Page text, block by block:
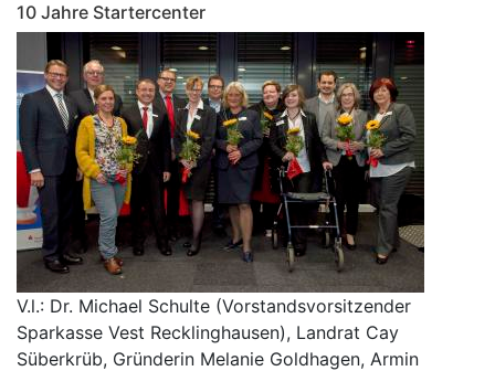
10 Jahre Startercenter
V.l.: Dr. Michael Schulte (Vorstandsvorsitzender
Sparkasse Vest Recklinghausen), Landrat Cay
Süberkrüb, Gründerin Melanie Goldhagen, Armin